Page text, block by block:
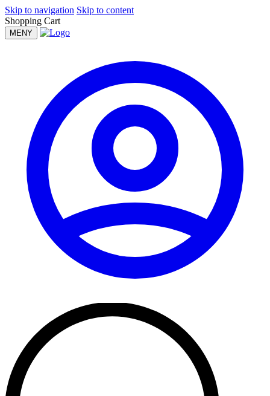
Skip to navigation Skip to content
Shopping Cart
MENY